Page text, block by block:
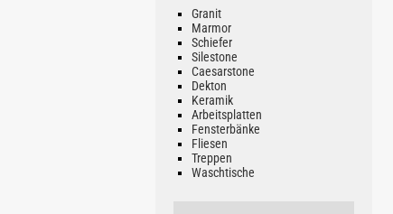
Ab 99.88 €/lfm
Granit
Marmor
Schiefer
Silestone
Caesarstone
Dekton
Keramik
Arbeitsplatten
Fensterbänke
Fliesen
Treppen
Waschtische